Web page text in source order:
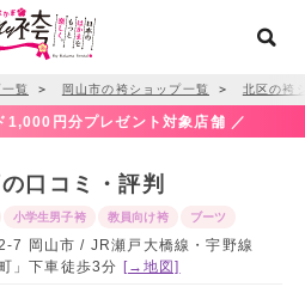
覧 ＞ 岡山市の袴ショップ一覧 ＞ 北区の袴
円分プレゼント対象店舗 ／
口コミ・評判
小学生男子袴 教員向け袴 ブーツ
7 岡山市 / JR瀬戸大橋線・宇野線
」下車徒歩3分 [→地図]